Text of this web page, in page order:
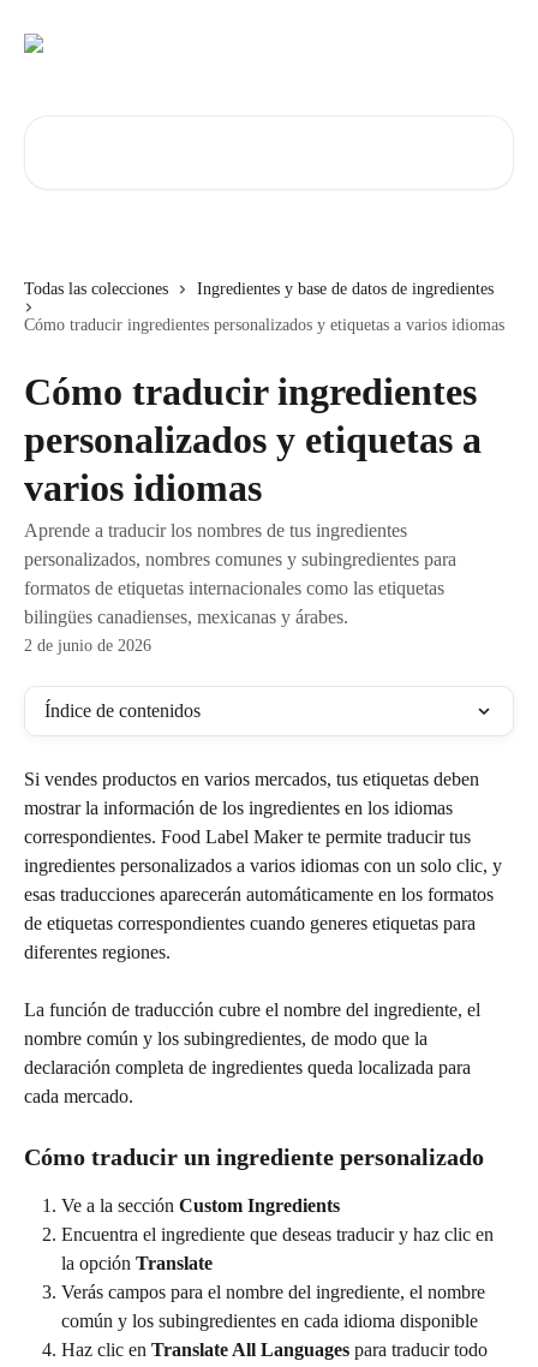
Todas las colecciones
Ingredientes y base de datos de ingredientes
Cómo traducir ingredientes personalizados y etiquetas a varios idiomas
Cómo traducir ingredientes
personalizados y etiquetas a
varios idiomas
Aprende a traducir los nombres de tus ingredientes
personalizados, nombres comunes y subingredientes para
formatos de etiquetas internacionales como las etiquetas
bilingües canadienses, mexicanas y árabes.
2 de junio de 2026
Índice de contenidos
Si vendes productos en varios mercados, tus etiquetas deben
mostrar la información de los ingredientes en los idiomas
correspondientes. Food Label Maker te permite traducir tus
ingredientes personalizados a varios idiomas con un solo clic, y
esas traducciones aparecerán automáticamente en los formatos
de etiquetas correspondientes cuando generes etiquetas para
diferentes regiones.
La función de traducción cubre el nombre del ingrediente, el
nombre común y los subingredientes, de modo que la
declaración completa de ingredientes queda localizada para
cada mercado.
Cómo traducir un ingrediente personalizado
Ve a la sección Custom Ingredients
Encuentra el ingrediente que deseas traducir y haz clic en
la opción Translate
Verás campos para el nombre del ingrediente, el nombre
común y los subingredientes en cada idioma disponible
Haz clic en Translate All Languages para traducir todo